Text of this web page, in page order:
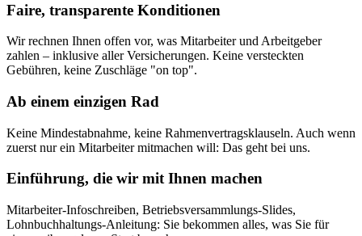
Faire, transparente Konditionen
Wir rechnen Ihnen offen vor, was Mitarbeiter und Arbeitgeber
zahlen – inklusive aller Versicherungen. Keine versteckten
Gebühren, keine Zuschläge "on top".
Ab einem einzigen Rad
Keine Mindestabnahme, keine Rahmenvertragsklauseln. Auch wenn
zuerst nur ein Mitarbeiter mitmachen will: Das geht bei uns.
Einführung, die wir mit Ihnen machen
Mitarbeiter-Infoschreiben, Betriebsversammlungs-Slides,
Lohnbuchhaltungs-Anleitung: Sie bekommen alles, was Sie für